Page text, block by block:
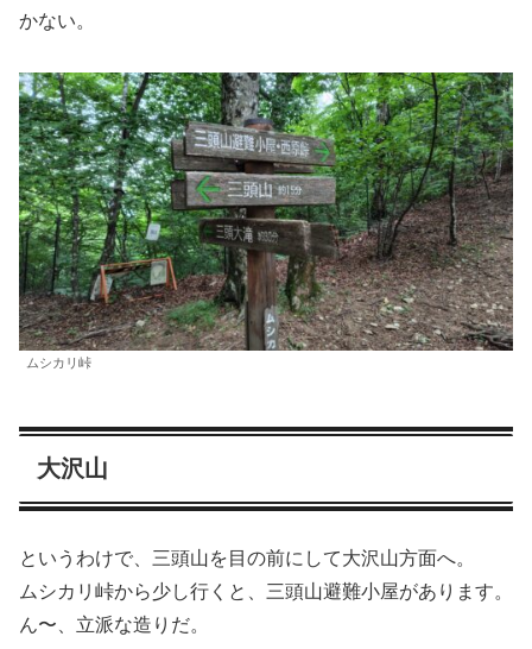
かない。
ムシカリ峠
大沢山
というわけで、三頭山を目の前にして大沢山方面へ。
ムシカリ峠から少し行くと、三頭山避難小屋があります。
ん〜、立派な造りだ。